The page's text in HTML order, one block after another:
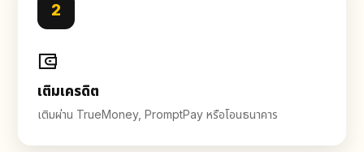
2
เติมเครดิต
เติมผ่าน TrueMoney, PromptPay หรือโอนธนาคาร